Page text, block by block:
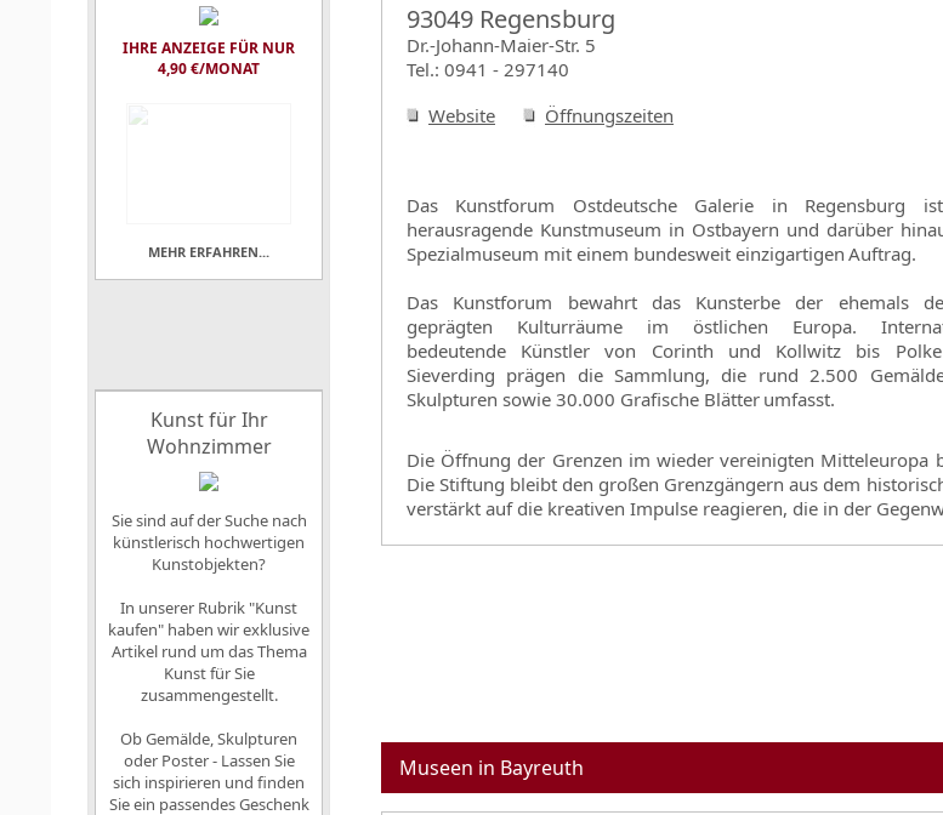
93049 Regensburg
Dr.-Johann-Maier-Str. 5
Tel.: 0941 - 297140
Website
Öffnungszeiten
Das Kunstforum Ostdeutsche Galerie in Regensburg
herausragende Kunstmuseum in Ostbayern und darüber
Spezialmuseum mit einem bundesweit einzigartigen Auftrag.
Das Kunstforum bewahrt das Kunsterbe der ehemals
geprägten Kulturräume im östlichen Europa.
bedeutende Künstler von Corinth und Kollwitz bis
Sieverding prägen die Sammlung, die rund 2.500
Skulpturen sowie 30.000 Grafische Blätter umfasst.
Die Öffnung der Grenzen im wieder vereinigten Mitteleuropa
Die Stiftung bleibt den großen Grenzgängern aus dem
verstärkt auf die kreativen Impulse reagieren, die in der
Museen in Bayreuth
IHRE ANZEIGE FÜR NUR
4,90 €/MONAT
MEHR ERFAHREN...
Kunst für Ihr
Wohnzimmer
Sie sind auf der Suche nach
künstlerisch hochwertigen
Kunstobjekten?
In unserer Rubrik "Kunst
kaufen" haben wir exklusive
Artikel rund um das Thema
Kunst für Sie
zusammengestellt.
Ob Gemälde, Skulpturen
oder Poster - Lassen Sie
sich inspirieren und finden
Sie ein passendes Geschenk